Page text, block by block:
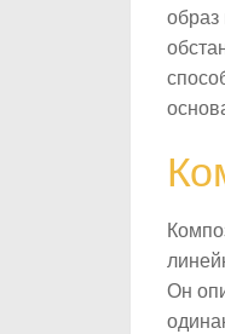
образ
Он